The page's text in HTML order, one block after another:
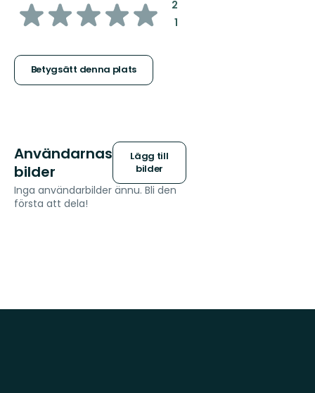
av
stjärnor
Betygsätt denna plats
2:
1:
Användarnas
bilder
Lägg till
bilder
Inga användarbilder ännu. Bli den
första att dela!